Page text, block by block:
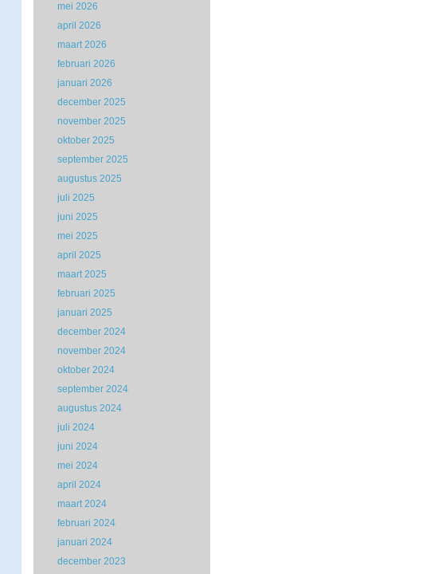
mei 2026
april 2026
maart 2026
februari 2026
januari 2026
december 2025
november 2025
oktober 2025
september 2025
augustus 2025
juli 2025
juni 2025
mei 2025
april 2025
maart 2025
februari 2025
januari 2025
december 2024
november 2024
oktober 2024
september 2024
augustus 2024
juli 2024
juni 2024
mei 2024
april 2024
maart 2024
februari 2024
januari 2024
december 2023